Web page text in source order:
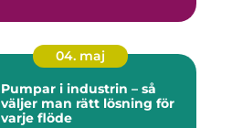
04. maj
Pumpar i industrin – så
väljer man rätt lösning för
varje flöde